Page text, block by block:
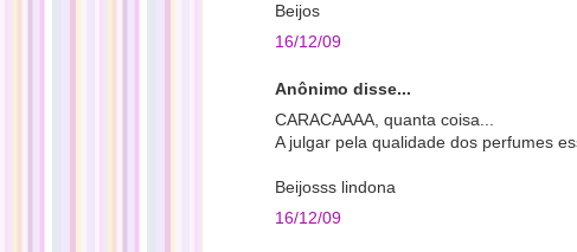
Beijos
16/12/09
Anônimo disse...
CARACAAAA, quanta coisa...
A julgar pela qualidade dos perfumes
Beijosss lindona
16/12/09